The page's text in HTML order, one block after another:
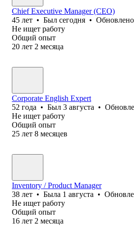
Chief Executive Manager (CEO)
45 лет • Был сегодня • Обновлено
Не ищет работу
Общий опыт
20 лет 2 месяца
Corporate English Expert
52 года • Был 3 августа •
Не ищет работу
Общий опыт
25 лет 8 месяцев
Inventory / Product Manager
38 лет • Была 1 августа •
Не ищет работу
Общий опыт
16 лет 2 месяца